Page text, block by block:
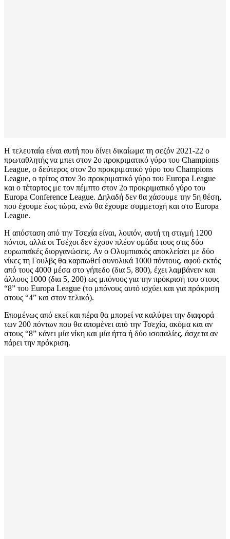
Η τελευταία είναι αυτή που δίνει δικαίωμα τη σεζόν 2021-22 ο
πρωταθλητής να μπει στον 2ο προκριματικό γύρο του Champions
League, ο δεύτερος στον 2ο προκριματικό γύρο του Champions
League, ο τρίτος στον 3ο προκριματικό γύρο του Europa League
και ο τέταρτος με τον πέμπτο στον 2ο προκριματικό γύρο του
Europa Conference League. Δηλαδή δεν θα χάσουμε την 5η θέση,
που έχουμε έως τώρα, ενώ θα έχουμε συμμετοχή και στο Europa
League.
Η απόσταση από την Τσεχία είναι, λοιπόν, αυτή τη στιγμή 1200
πόντοι, αλλά οι Τσέχοι δεν έχουν πλέον ομάδα τους στις δύο
ευρωπαϊκές διοργανώσεις. Αν ο Ολυμπιακός αποκλείσει με δύο
νίκες τη Γουλβς θα καρπωθεί συνολικά 1000 πόντους, αφού εκτός
από τους 4000 μέσα στο γήπεδο (δια 5, 800), έχει λαμβάνειν και
άλλους 1000 (δια 5, 200) ως μπόνους για την πρόκρισή του στους
“8” του Europa League (το μπόνους αυτό ισχύει και για πρόκριση
στους “4” και στον τελικό).
Επομένως από εκεί και πέρα θα μπορεί να καλύψει την διαφορά
των 200 πόντων που θα απομένει από την Τσεχία, ακόμα και αν
στους “8” κάνει μία νίκη και μία ήττα ή δύο ισοπαλίες, άσχετα αν
πάρει την πρόκριση.